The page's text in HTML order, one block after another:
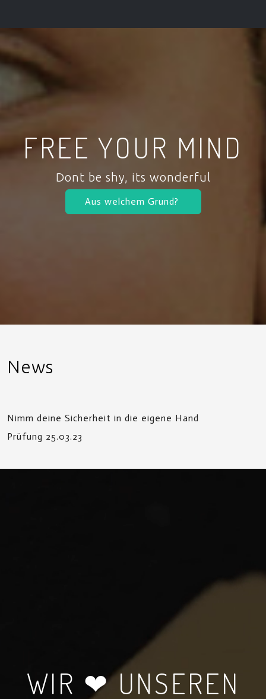
FREE YOUR MIND
Dont be shy, its wonderful
Aus welchem Grund?
News
Nimm deine Sicherheit in die eigene Hand
Prüfung 25.03.23
WIR ❤ UNSEREN